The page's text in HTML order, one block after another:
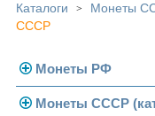
Каталоги > Монеты
СССР
Монеты РФ
Современная
Монеты СССР